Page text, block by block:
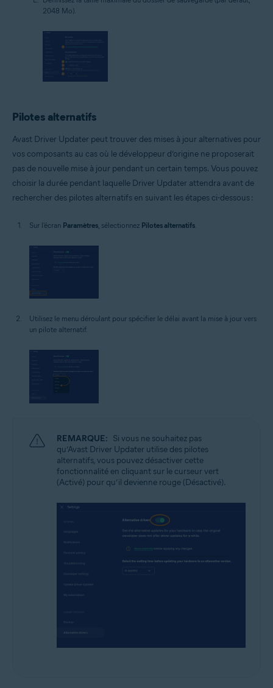
2048 Mo).
Pilotes alternatifs
Avast Driver Updater peut trouver des mises à jour alternatives pour
vos composants au cas où le développeur d’origine ne proposerait
pas de nouvelle mise à jour pendant un certain temps. Vous pouvez
choisir la durée pendant laquelle Driver Updater attendra avant de
rechercher des pilotes alternatifs en suivant les étapes ci-dessous :
Sur l'écran Paramètres, sélectionnez Pilotes alternatifs.
Utilisez le menu déroulant pour spécifier le délai avant la mise à jour vers
un pilote alternatif.
REMARQUE: Si vous ne souhaitez pas
qu’Avast Driver Updater utilise des pilotes
alternatifs, vous pouvez désactiver cette
fonctionnalité en cliquant sur le curseur vert
(Activé) pour qu’il devienne rouge (Désactivé).